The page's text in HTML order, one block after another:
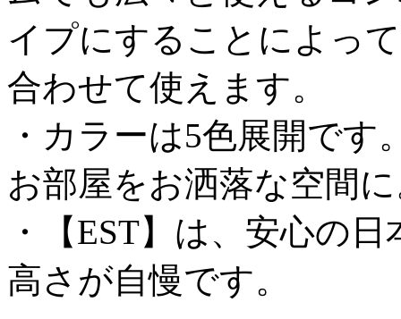
イプにすることによっ
合わせて使えます。
・カラーは5色展開で
お部屋をお洒落な空間
・【EST】は、安心の
高さが自慢です。